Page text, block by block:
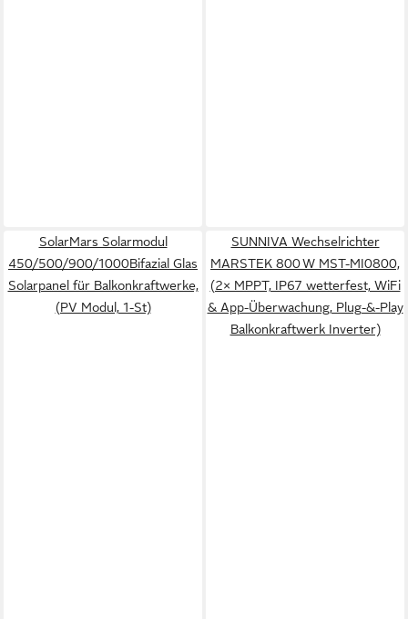
SolarMars Solarmodul
450/500/900/1000Bifazial Glas
Solarpanel für Balkonkraftwerke,
(PV Modul, 1-St)
SUNNIVA Wechselrichter
MARSTEK 800 W MST-MI0800,
(2× MPPT, IP67 wetterfest, WiFi
& App-Überwachung, Plug-&-Play
Balkonkraftwerk Inverter)